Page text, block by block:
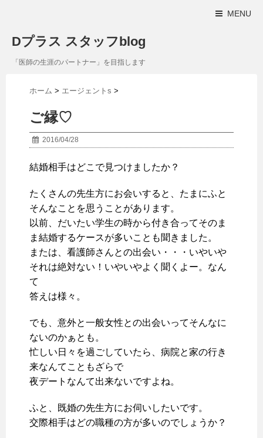
MENU
Dプラス スタッフblog
「医師の生涯のパートナー」を目指します
ホーム > エージェントs >
ご縁♡
2016/04/28
結婚相手はどこで見つけましたか？
たくさんの先生方にお会いすると、たまにふと
そんなことを思うことがあります。
以前、だいたい学生の時から付き合ってそのま
ま結婚するケースが多いことも聞きました。
または、看護師さんとの出会い・・・いやいや
それは絶対ない！いやいやよく聞くよー。なん
て
答えは様々。
でも、意外と一般女性との出会いってそんなに
ないのかぁとも。
忙しい日々を過ごしていたら、病院と家の行き
来なんてこともざらで
夜デートなんて出来ないですよね。
ふと、既婚の先生方にお伺いしたいです。
交際相手はどの職種の方が多いのでしょうか？